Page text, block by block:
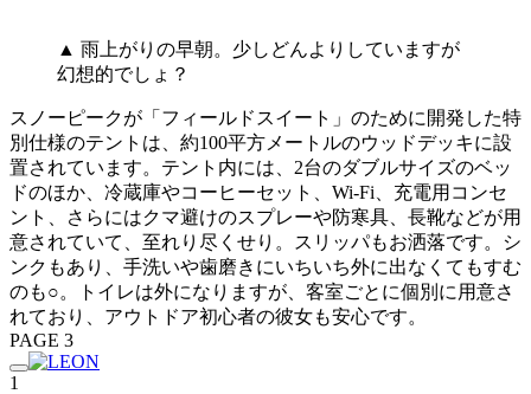
▲ 雨上がりの早朝。少しどんよりしていますが
幻想的でしょ？
スノーピークが「フィールドスイート」のために開発した特
別仕様のテントは、約100平方メートルのウッドデッキに設
置されています。テント内には、2台のダブルサイズのベッ
ドのほか、冷蔵庫やコーヒーセット、Wi-Fi、充電用コンセ
ント、さらにはクマ避けのスプレーや防寒具、長靴などが用
意されていて、至れり尽くせり。スリッパもお洒落です。シ
ンクもあり、手洗いや歯磨きにいちいち外に出なくてもすむ
のも○。トイレは外になりますが、客室ごとに個別に用意さ
れており、アウトドア初心者の彼女も安心です。
PAGE 3
1